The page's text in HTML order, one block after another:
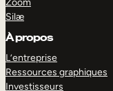
Zoom
Silæ
À propos
L’entreprise
Ressources graphiques
Investisseurs